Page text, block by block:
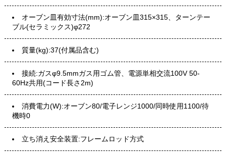
オーブン皿有効寸法(mm):オーブン皿315×315、ターンテー
ブル(セラミックス)φ272
質量(kg):37(付属品含む)
接続:ガスφ9.5mmガス用ゴム管、電源単相交流100V 50-
60Hz共用(コード長さ2m)
消費電力(W):オーブン80/電子レンジ1000/同時使用1100/待
機時0
立ち消え安全装置:フレームロッド方式